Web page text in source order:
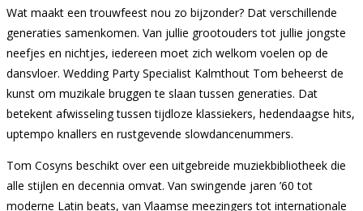
Wat maakt een trouwfeest nou zo bijzonder? Dat verschillende
generaties samenkomen. Van jullie grootouders tot jullie jongste
neefjes en nichtjes, iedereen moet zich welkom voelen op de
dansvloer. Wedding Party Specialist Kalmthout Tom beheerst de
kunst om muzikale bruggen te slaan tussen generaties. Dat
betekent afwisseling tussen tijdloze klassiekers, hedendaagse hits,
uptempo knallers en rustgevende slowdancenummers.
Tom Cosyns beschikt over een uitgebreide muziekbibliotheek die
alle stijlen en decennia omvat. Van swingende jaren ’60 tot
moderne Latin beats, van Vlaamse meezingers tot internationale